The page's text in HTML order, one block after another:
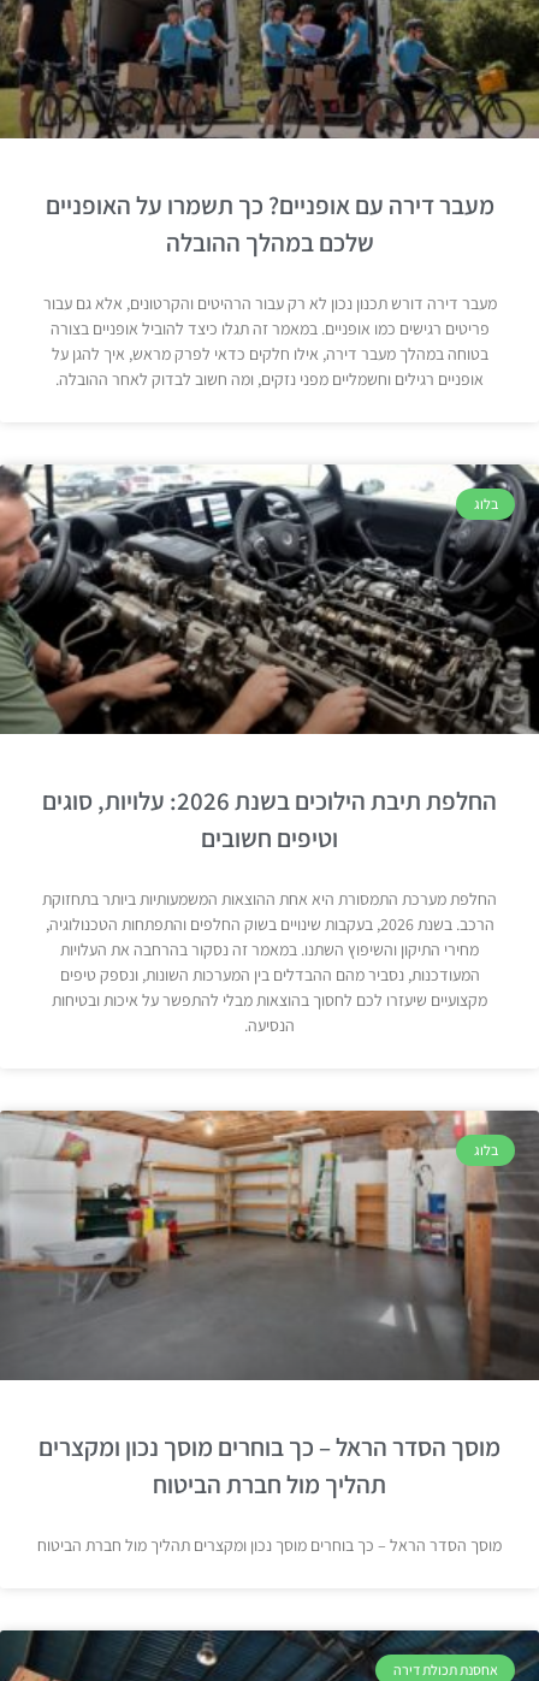
מעבר דירה עם אופניים? כך תשמרו על האופניים
שלכם במהלך ההובלה
מעבר דירה דורש תכנון נכון לא רק עבור הרהיטים והקרטונים, אלא גם עבור
פריטים רגישים כמו אופניים. במאמר זה תגלו כיצד להוביל אופניים בצורה
בטוחה במהלך מעבר דירה, אילו חלקים כדאי לפרק מראש, איך להגן על
אופניים רגילים וחשמליים מפני נזקים, ומה חשוב לבדוק לאחר ההובלה.
בלוג
החלפת תיבת הילוכים בשנת 2026: עלויות, סוגים
וטיפים חשובים
החלפת מערכת התמסורת היא אחת ההוצאות המשמעותיות ביותר בתחזוקת
הרכב. בשנת 2026, בעקבות שינויים בשוק החלפים והתפתחות הטכנולוגיה,
מחירי התיקון והשיפוץ השתנו. במאמר זה נסקור בהרחבה את העלויות
המעודכנות, נסביר מהם ההבדלים בין המערכות השונות, ונספק טיפים
מקצועיים שיעזרו לכם לחסוך בהוצאות מבלי להתפשר על איכות ובטיחות
הנסיעה.
בלוג
מוסך הסדר הראל – כך בוחרים מוסך נכון ומקצרים
תהליך מול חברת הביטוח
מוסך הסדר הראל – כך בוחרים מוסך נכון ומקצרים תהליך מול חברת הביטוח
אחסנת תכולת דירה